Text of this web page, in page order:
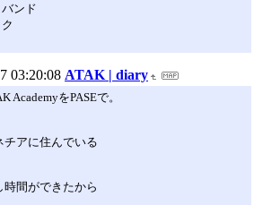
ンド
03:20:08 ATAK | diary
AcademyをPASEで。
チアに住んでいる
時間ができたから